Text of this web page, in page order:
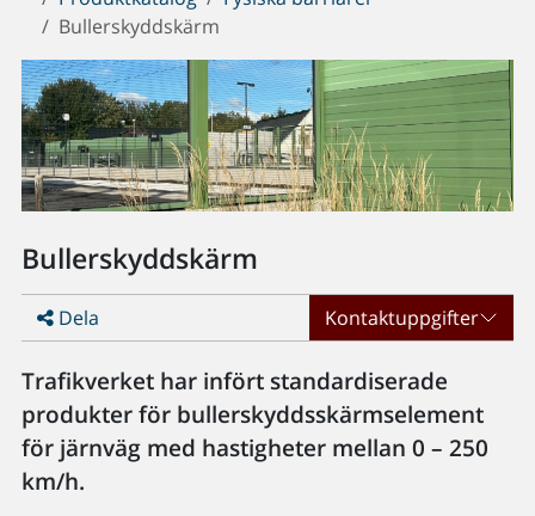
Bullerskyddskärm
Bullerskyddskärm
Dela Kontaktuppgifter
Trafikverket har infört standardiserade
produkter för bullerskyddsskärmselement
för järnväg med hastigheter mellan 0 – 250
km/h.